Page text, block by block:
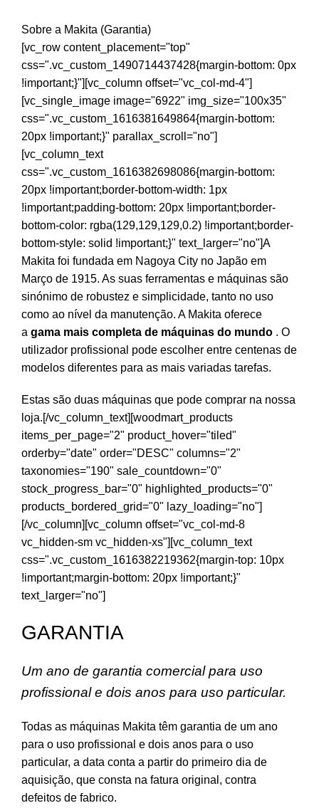
Sobre a Makita (Garantia)
[vc_row content_placement="top"
css=".vc_custom_1490714437428{margin-bottom: 0px
!important;}"][vc_column offset="vc_col-md-4"]
[vc_single_image image="6922" img_size="100x35"
css=".vc_custom_1616381649864{margin-bottom:
20px !important;}" parallax_scroll="no"]
[vc_column_text
css=".vc_custom_1616382698086{margin-bottom:
20px !important;border-bottom-width: 1px
!important;padding-bottom: 20px !important;border-
bottom-color: rgba(129,129,129,0.2) !important;border-
bottom-style: solid !important;}" text_larger="no"]A
Makita foi fundada em Nagoya City no Japão em
Março de 1915. As suas ferramentas e máquinas são
sinónimo de robustez e simplicidade, tanto no uso
como ao nível da manutenção. A Makita oferece
a gama mais completa de máquinas do mundo . O
utilizador profissional pode escolher entre centenas de
modelos diferentes para as mais variadas tarefas.
Estas são duas máquinas que pode comprar na nossa
loja.[/vc_column_text][woodmart_products
items_per_page="2" product_hover="tiled"
orderby="date" order="DESC" columns="2"
taxonomies="190" sale_countdown="0"
stock_progress_bar="0" highlighted_products="0"
products_bordered_grid="0" lazy_loading="no"]
[/vc_column][vc_column offset="vc_col-md-8
vc_hidden-sm vc_hidden-xs"][vc_column_text
css=".vc_custom_1616382219362{margin-top: 10px
!important;margin-bottom: 20px !important;}"
text_larger="no"]
GARANTIA
Um ano de garantia comercial para uso
profissional e dois anos para uso particular.
Todas as máquinas Makita têm garantia de um ano
para o uso profissional e dois anos para o uso
particular, a data conta a partir do primeiro dia de
aquisição, que consta na fatura original, contra
defeitos de fabrico.